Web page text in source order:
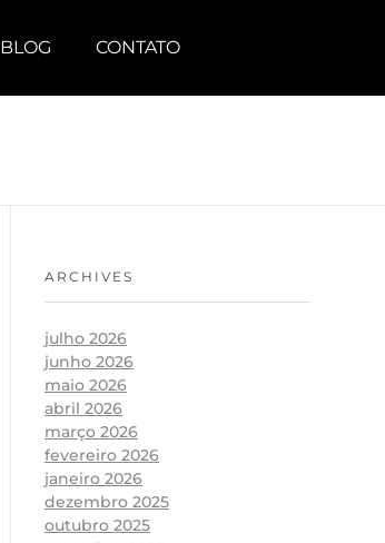
BLOG CONTATO
ARCHIVES
julho 2026
junho 2026
maio 2026
abril 2026
março 2026
fevereiro 2026
janeiro 2026
dezembro 2025
outubro 2025